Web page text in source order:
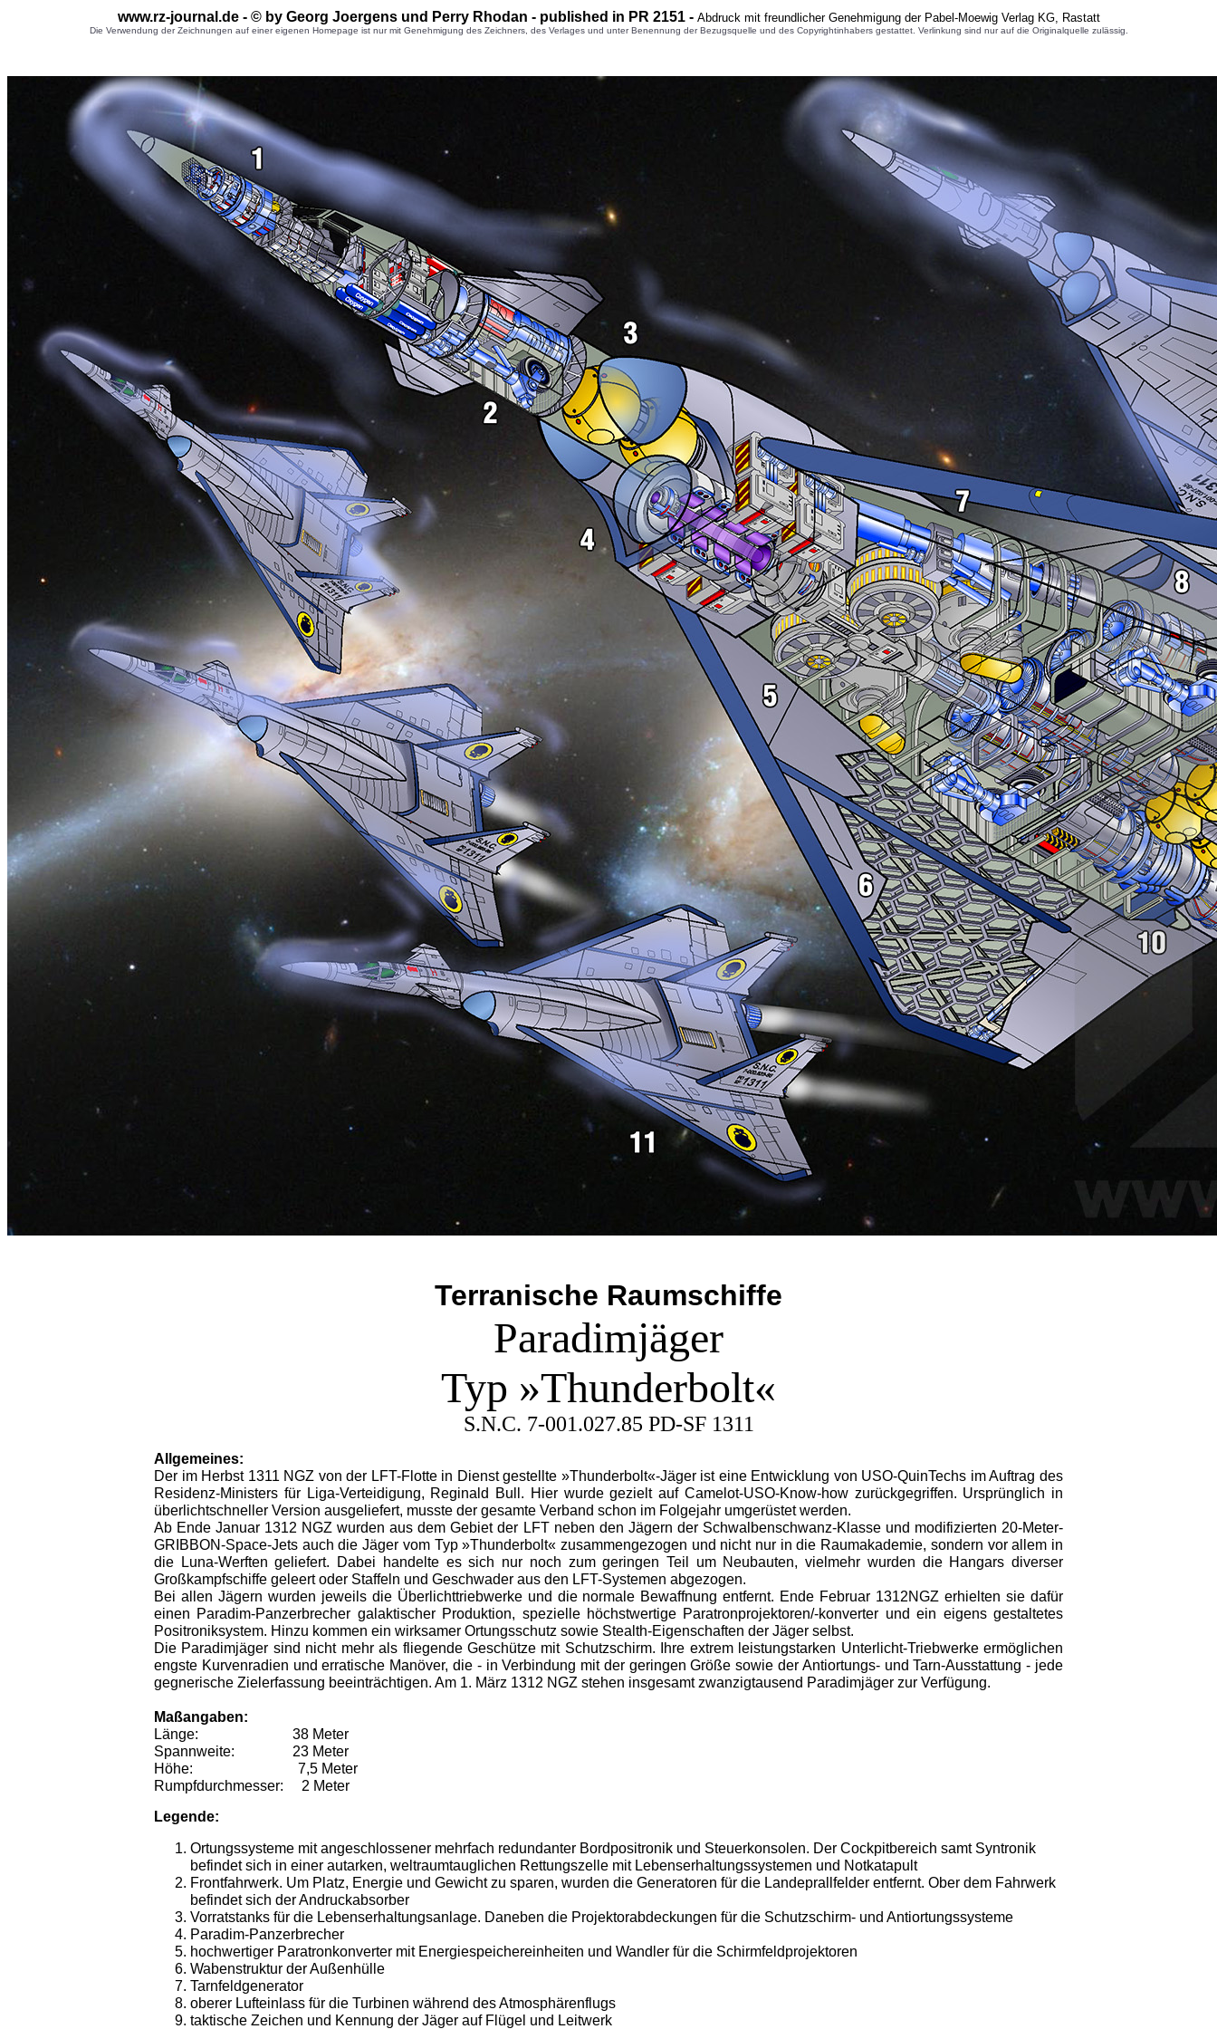
www.rz-journal.de - © by Georg Joergens und Perry Rhodan - published in PR 2151 - Abdruck mit freundlicher Genehmigung der Pabel-Moewig Verlag KG, Rastatt
Die Verwendung der Zeichnungen auf einer eigenen Homepage ist nur mit Genehmigung des Zeichners, des Verlages und unter Benennung der Bezugsquelle und des Copyrightinhabers gestattet. Verlinkung sind nur auf die Originalquelle zulässig.
Terranische Raumschiffe
Paradimjäger
Typ »Thunderbolt«
S.N.C. 7-001.027.85 PD-SF 1311
Allgemeines:
Der im Herbst 1311 NGZ von der LFT-Flotte in Dienst gestellte »Thunderbolt«-Jäger ist eine Entwicklung von USO-QuinTechs im Auftrag des
Residenz-Ministers für Liga-Verteidigung, Reginald Bull. Hier wurde gezielt auf Camelot-USO-Know-how zurückgegriffen. Ursprünglich in
überlichtschneller Version ausgeliefert, musste der gesamte Verband schon im Folgejahr umgerüstet werden.
Ab Ende Januar 1312 NGZ wurden aus dem Gebiet der LFT neben den Jägern der Schwalbenschwanz-Klasse und modifizierten 20-Meter-
GRIBBON-Space-Jets auch die Jäger vom Typ »Thunderbolt« zusammengezogen und nicht nur in die Raumakademie, sondern vor allem in
die Luna-Werften geliefert. Dabei handelte es sich nur noch zum gerin­gen Teil um Neubauten, vielmehr wurden die Hangars diverser
Großkampfschiffe geleert oder Staffeln und Geschwader aus den LFT-Systemen abgezogen.
Bei allen Jägern wurden jeweils die Überlichttriebwerke und die normale Bewaffnung entfernt. Ende Februar 1312NGZ erhielten sie dafür
einen Paradim-Panzerbrecher galaktischer Produktion, spezielle höchstwertige Paratronprojektoren/-konverter und ein eigens gestaltetes
Positroniksystem. Hinzu kommen ein wirksamer Ortungsschutz sowie Stealth-Eigenschaften der Jäger selbst.
Die Paradimjäger sind nicht mehr als fliegende Geschütze mit Schutzschirm. Ihre extrem leistungstarken Unterlicht-Triebwerke ermöglichen
engste Kurvenradien und erratische Manöver, die - in Verbindung mit der geringen Größe sowie der Antiortungs- und Tarn-Ausstattung - jede
gegnerische Zielerfassung beeinträchtigen. Am 1. März 1312 NGZ stehen insgesamt zwanzigtausend Paradimjäger zur Verfügung.
Maßangaben:
Länge:
38 Meter
Spannweite:
23 Meter
Höhe:
7,5 Meter
Rumpfdurchmesser:
2 Meter
Legende:
Ortungssysteme mit angeschlossener mehrfach redundanter Bordpositronik und Steuerkonsolen. Der Cockpitbe­reich samt Syntronik
befindet sich in einer autarken, weltraumtauglichen Rettungszelle mit Lebenserhaltungssystemen und Notkatapult
Frontfahrwerk. Um Platz, Energie und Gewicht zu sparen, wurden die Generatoren für die Landeprallfelder entfernt. Ober dem Fahrwerk
befindet sich der Andruckabsorber
Vorratstanks für die Lebenserhaltungsanlage. Daneben die Projektorabdeckungen für die Schutzschirm- und Antiortungssysteme
Paradim-Panzerbrecher
hochwertiger Paratronkonverter mit Energiespeichereinheiten und Wandler für die Schirmfeldprojektoren
Wabenstruktur der Außenhülle
Tarnfeldgenerator
oberer Lufteinlass für die Turbinen während des Atmosphärenflugs
taktische Zeichen und Kennung der Jäger auf Flügel und Leitwerk